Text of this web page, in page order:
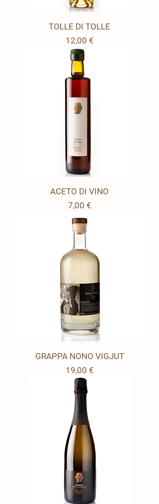
TOLLE DI TOLLE
Prezzo
12,00 €
ACETO DI VINO
Prezzo
7,00 €
GRAPPA NONO VIGJUT
Prezzo
19,00 €